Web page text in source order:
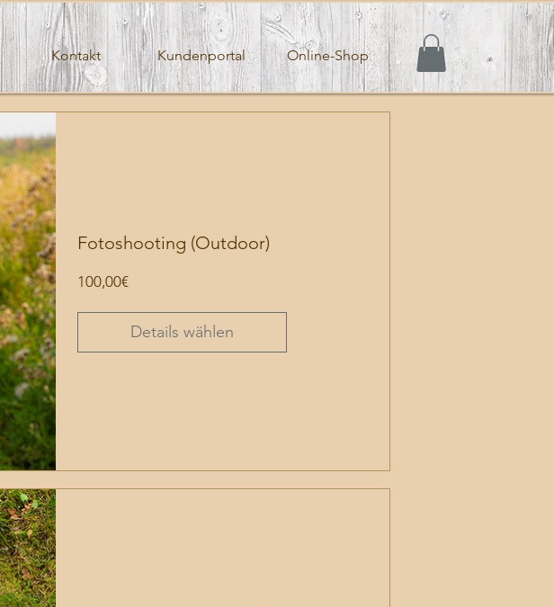
Kontakt Kundenportal Online-Shop
Fotoshooting (Outdoor)
100,00€Preis
Details wählen